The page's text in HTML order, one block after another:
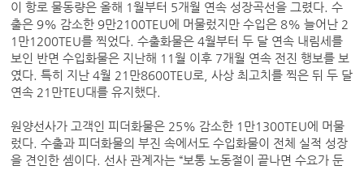
이 항로 물동량은 올해 1월부터 5개월 연속 성장곡선을 그렸다. 수
출은 9% 감소한 9만2100TEU에 머물렀지만 수입은 8% 늘어난 2
1만1200TEU를 찍었다. 수출화물은 4월부터 두 달 연속 내림세를
보인 반면 수입화물은 지난해 11월 이후 7개월 연속 전진 행보를 보
였다. 특히 지난 4월 21만8600TEU로, 사상 최고치를 찍은 뒤 두 달
연속 21만TEU대를 유지했다.
원양선사가 고객인 피더화물은 25% 감소한 1만1300TEU에 머물
렀다. 수출과 피더화물의 부진 속에서도 수입화물이 전체 실적 성장
을 견인한 셈이다. 선사 관계자는 “보통 노동절이 끝나면 수요가 둔